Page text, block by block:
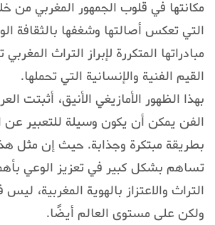
مكانتها في قلوب الجمهور المغربي من
التي تعكس أصالتها وشغفها بالثقافة
مبادراتها المتكررة لإبراز التراث
القيم الفنية والإنسانية التي تحملها.
بهذا الظهور الأمازيغي الأنيق، أثبتت
الفن يمكن أن يكون وسيلة للتعبير عن
بطريقة مبتكرة وجذابة. حيث إن مثل
تساهم بشكل كبير في تعزيز الوعي
التراث والاعتزاز بالهوية المغربية،
ولكن على مستوى العالم أيضًا.